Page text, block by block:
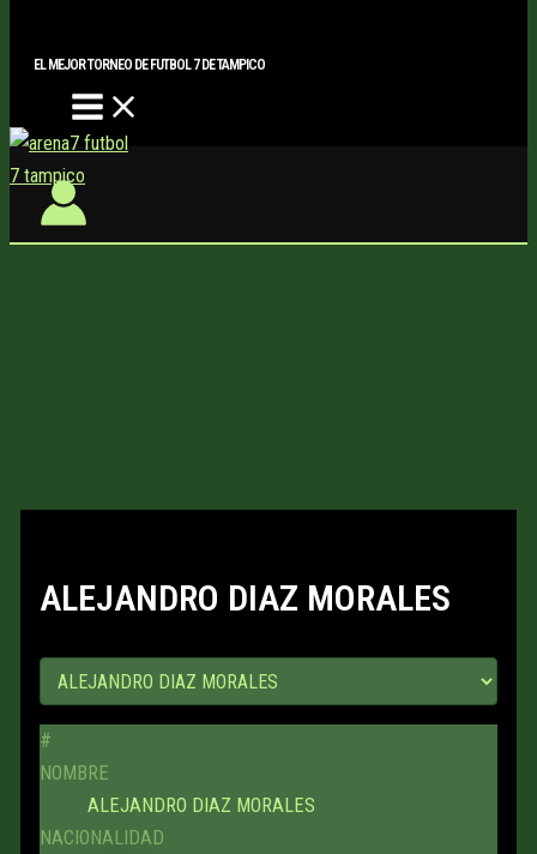
EL MEJOR TORNEO DE FUTBOL 7 DE TAMPICO
ALEJANDRO DIAZ MORALES
#
NOMBRE
ALEJANDRO DIAZ MORALES
NACIONALIDAD